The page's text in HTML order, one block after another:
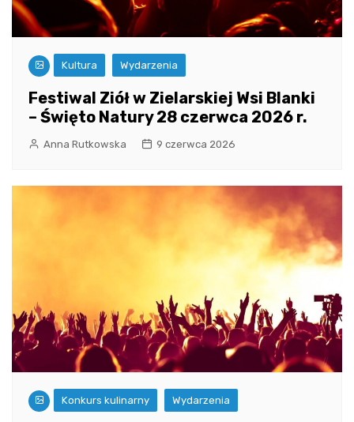
Kultura Wydarzenia
Festiwal Ziół w Zielarskiej Wsi Blanki
– Święto Natury 28 czerwca 2026 r.
Anna Rutkowska 9 czerwca 2026
Konkurs kulinarny Wydarzenia